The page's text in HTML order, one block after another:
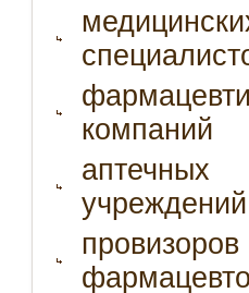
компаний
аптечных
учреждений
провизоров